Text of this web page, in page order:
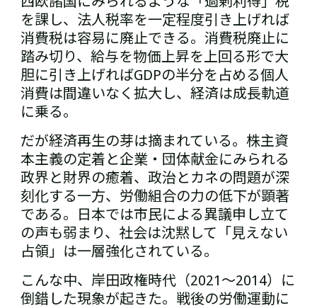
を課し、法人税率を一定程度引き上げれば
消費税は容易に廃止できる。消費税廃止に
踏み切り、給与を物価上昇を上回る形で大
胆に引き上げればGDPの半分を占める個人
消費は間違いなく拡大し、経済は成長軌道
に乗る。
だが経済再生の芽は摘まれている。株主資
本主義の定着と企業・団体献金にみられる
政界と財界の癒着、政治とカネの問題が深
刻化する一方、労働組合の力の低下が顕著
である。日本では市民による異議申し立て
の声も弱まり、社会は沈黙して「見えない
占領」は一層強化されている。
こんな中、岸田政権時代（2021～2014）に
倒錯した現象が起きた。戦後の労働運動に